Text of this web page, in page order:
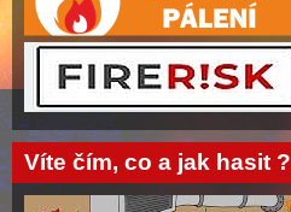
Víte čím, co a jak hasit ?